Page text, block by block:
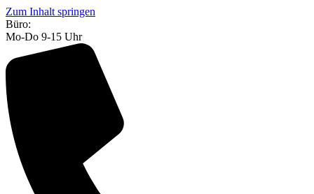
Zum Inhalt springen
Büro:
Mo-Do 9-15 Uhr